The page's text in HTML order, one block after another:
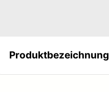
Produktbezeichnung